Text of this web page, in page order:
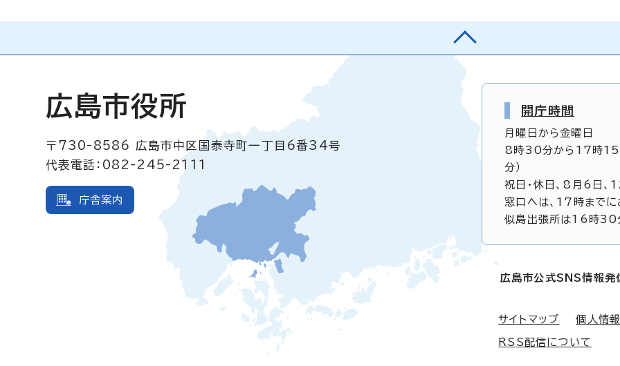
広島市役所
〒730-8586
広島市中区国泰寺町一丁目6番34号
代表電話：082-245-2111
庁舎案内
開庁時間
月曜日から金曜日
8時30分から17時15
分）
祝日・休日、8月6日
窓口へは、17時までに
似島出張所は16時30
広島市公式SNS情報発
サイトマップ 個人情
RSS配信について